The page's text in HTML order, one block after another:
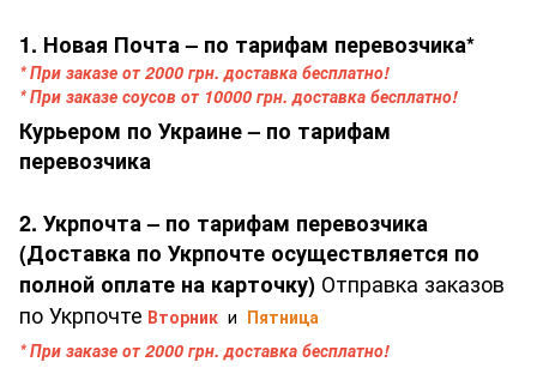
1. Новая Почта – по тарифам перевозчика*
* При заказе от 2000 грн. доставка бесплатно!
* При заказе соусов от 10000 грн. доставка бесплатно!
Курьером по Украине – по тарифам
перевозчика
2. Укрпочта – по тарифам перевозчика
(Доставка по Укрпочте осуществляется по
полной оплате на карточку) Отправка заказов
по Укрпочте Вторник и Пятница
* При заказе от 2000 грн. доставка бесплатно!